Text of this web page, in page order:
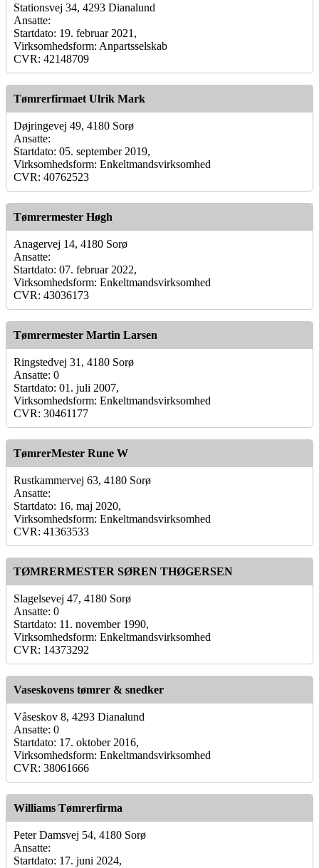
Stationsvej 34, 4293 Dianalund
Ansatte:
Startdato: 19. februar 2021,
Virksomhedsform: Anpartsselskab
CVR: 42148709
Tømrerfirmaet Ulrik Mark
Døjringevej 49, 4180 Sorø
Ansatte:
Startdato: 05. september 2019,
Virksomhedsform: Enkeltmandsvirksomhed
CVR: 40762523
Tømrermester Høgh
Anagervej 14, 4180 Sorø
Ansatte:
Startdato: 07. februar 2022,
Virksomhedsform: Enkeltmandsvirksomhed
CVR: 43036173
Tømrermester Martin Larsen
Ringstedvej 31, 4180 Sorø
Ansatte: 0
Startdato: 01. juli 2007,
Virksomhedsform: Enkeltmandsvirksomhed
CVR: 30461177
TømrerMester Rune W
Rustkammervej 63, 4180 Sorø
Ansatte:
Startdato: 16. maj 2020,
Virksomhedsform: Enkeltmandsvirksomhed
CVR: 41363533
TØMRERMESTER SØREN THØGERSEN
Slagelsevej 47, 4180 Sorø
Ansatte: 0
Startdato: 11. november 1990,
Virksomhedsform: Enkeltmandsvirksomhed
CVR: 14373292
Vaseskovens tømrer & snedker
Våseskov 8, 4293 Dianalund
Ansatte: 0
Startdato: 17. oktober 2016,
Virksomhedsform: Enkeltmandsvirksomhed
CVR: 38061666
Williams Tømrerfirma
Peter Damsvej 54, 4180 Sorø
Ansatte:
Startdato: 17. juni 2024,